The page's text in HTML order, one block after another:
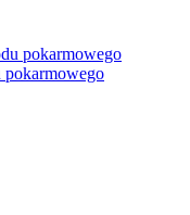
pokarmowego